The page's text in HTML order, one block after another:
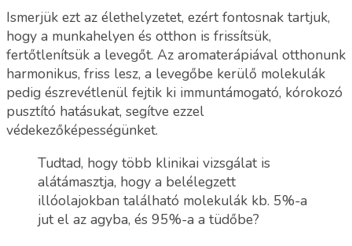
Ismerjük ezt az élethelyzetet, ezért fontosnak tartjuk,
hogy a munkahelyen és otthon is frissítsük,
fertőtlenítsük a levegőt. Az aromaterápiával otthonunk
harmonikus, friss lesz, a levegőbe kerülő molekulák
pedig észrevétlenül fejtik ki immuntámogató, kórokozó
pusztító hatásukat, segítve ezzel
védekezőképességünket.
Tudtad, hogy több klinikai vizsgálat is
alátámasztja, hogy a belélegzett
illóolajokban található molekulák kb. 5%-a
jut el az agyba, és 95%-a a tüdőbe?